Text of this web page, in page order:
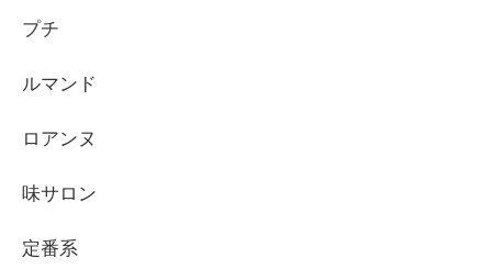
プチ
ルマンド
ロアンヌ
味サロン
定番系